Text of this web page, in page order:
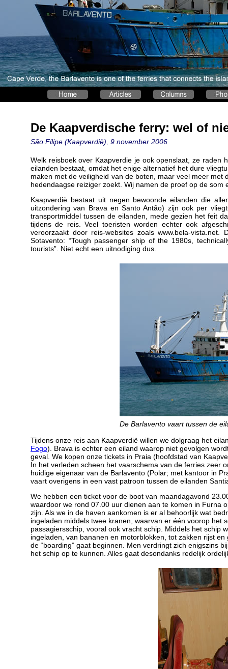
De Kaapverdische ferry: wel of
São Filipe (Kaapverdië), 9 november 2006
Welk reisboek over Kaapverdie je ook openslaat, ze
eilanden bestaat, omdat het enige alternatief het dure
maken met de veiligheid van de boten, maar veel meer
hedendaagse reiziger zoekt. Wij namen de proef op de
Kaapverdië bestaat uit negen bewoonde eilanden die
uitzondering van Brava en Santo Antão) zijn ook per
transportmiddel tussen de eilanden, mede gezien het feit
tijdens de reis. Veel toeristen worden echter ook
veroorzaakt door reis-websites zoals www.bela-
Sotavento: “Tough passenger ship of the 1980s,
tourists”. Niet echt een uitnodiging dus.
De Barlavento vaart tussen de
Tijdens onze reis aan Kaapverdië willen we dolgraag het
Fogo). Brava is echter een eiland waarop niet gevolgen
geval. We kopen onze tickets in Praia (hoofdstad van
In het verleden scheen het vaarschema van de ferries zeer
huidige eigenaar van de Barlavento (Polar; met kantoor in
vaart overigens in een vast patroon tussen de eilanden
We hebben een ticket voor de boot van maandagavond
waardoor we rond 07.00 uur dienen aan te komen in Furna
zijn. Als we in de haven aankomen is er al behoorlijk wat
ingeladen middels twee kranen, waarvan er één voorop het
passagiersschip, vooral ook vracht schip. Middels het schip
ingeladen, van bananen en motorblokken, tot zakken rijst
de “boarding” gaat beginnen. Men verdringt zich enigszins
het schip op te kunnen. Alles gaat desondanks redelijk